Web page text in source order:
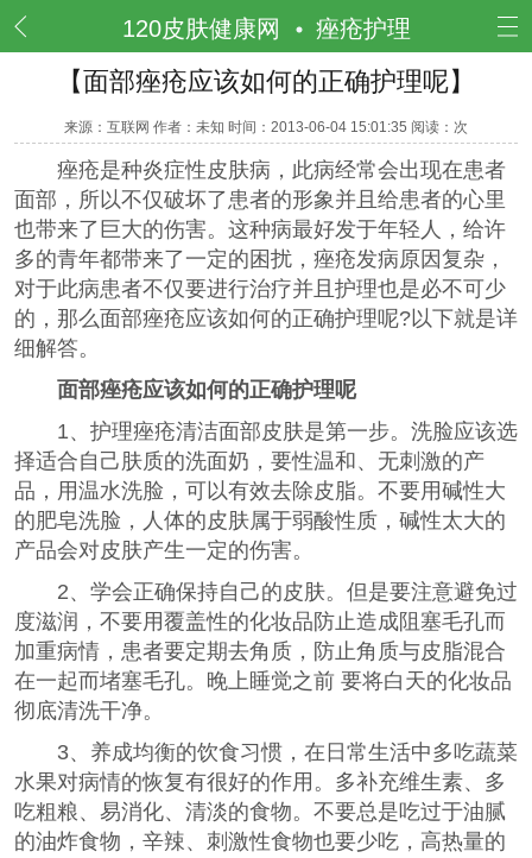
120皮肤健康网 痤疮护理
【面部痤疮应该如何的正确护理呢】
来源：互联网 作者：未知 时间：2013-06-04 15:01:35 阅读： 次
痤疮是种炎症性皮肤病，此病经常会出现在患者
面部，所以不仅破坏了患者的形象并且给患者的心里
也带来了巨大的伤害。这种病最好发于年轻人，给许
多的青年都带来了一定的困扰，痤疮发病原因复杂，
对于此病患者不仅要进行治疗并且护理也是必不可少
的，那么面部痤疮应该如何的正确护理呢?以下就是详
细解答。
面部痤疮应该如何的正确护理呢
1、护理痤疮清洁面部皮肤是第一步。洗脸应该选
择适合自己肤质的洗面奶，要性温和、无刺激的产
品，用温水洗脸，可以有效去除皮脂。不要用碱性大
的肥皂洗脸，人体的皮肤属于弱酸性质，碱性太大的
产品会对皮肤产生一定的伤害。
2、学会正确保持自己的皮肤。但是要注意避免过
度滋润，不要用覆盖性的化妆品防止造成阻塞毛孔而
加重病情，患者要定期去角质，防止角质与皮脂混合
在一起而堵塞毛孔。晚上睡觉之前 要将白天的化妆品
彻底清洗干净。
3、养成均衡的饮食习惯，在日常生活中多吃蔬菜
水果对病情的恢复有很好的作用。多补充维生素、多
吃粗粮、易消化、清淡的食物。不要总是吃过于油腻
的油炸食物，辛辣、刺激性食物也要少吃，高热量的